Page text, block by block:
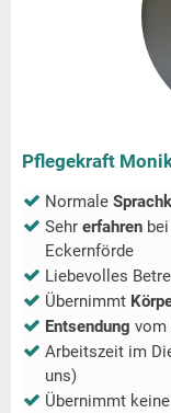
Pflegekraft
Normale
Sehr erfahren bei
Eckernförde
Liebevolles
Übernimmt
Entsendung vom
Arbeitszeit im
uns)
Übernimmt keine